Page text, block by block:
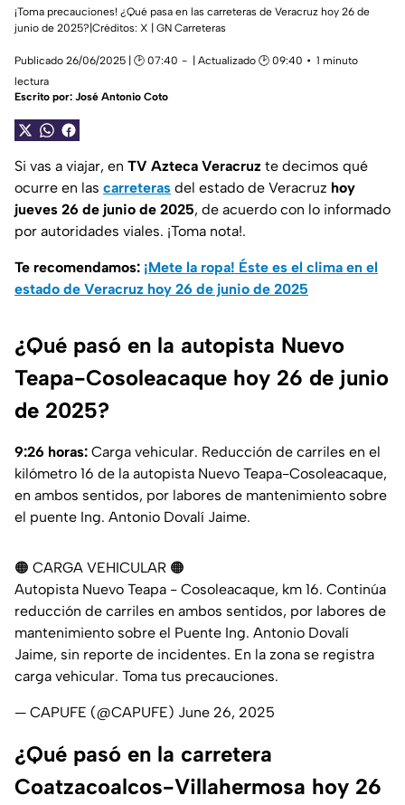
¡Toma precauciones! ¿Qué pasa en las carreteras de Veracruz hoy 26 de
junio de 2025?|Créditos: X | GN Carreteras
Publicado 26/06/2025 | 🕑 07:40 | Actualizado 🕑 09:40
1 minuto
lectura
Escrito por: José Antonio Coto
Si vas a viajar, en TV Azteca Veracruz te decimos qué
ocurre en las carreteras del estado de Veracruz hoy
jueves 26 de junio de 2025, de acuerdo con lo informado
por autoridades viales. ¡Toma nota!.
Te recomendamos: ¡Mete la ropa! Éste es el clima en el
estado de Veracruz hoy 26 de junio de 2025
¿Qué pasó en la autopista Nuevo
Teapa-Cosoleacaque hoy 26 de junio
de 2025?
9:26 horas: Carga vehicular. Reducción de carriles en el
kilómetro 16 de la autopista Nuevo Teapa-Cosoleacaque,
en ambos sentidos, por labores de mantenimiento sobre
el puente Ing. Antonio Dovalí Jaime.
🟠 CARGA VEHICULAR 🟠
Autopista Nuevo Teapa - Cosoleacaque, km 16. Continúa
reducción de carriles en ambos sentidos, por labores de
mantenimiento sobre el Puente Ing. Antonio Dovalí
Jaime, sin reporte de incidentes. En la zona se registra
carga vehicular. Toma tus precauciones.
— CAPUFE (@CAPUFE) June 26, 2025
¿Qué pasó en la carretera
Coatzacoalcos-Villahermosa hoy 26